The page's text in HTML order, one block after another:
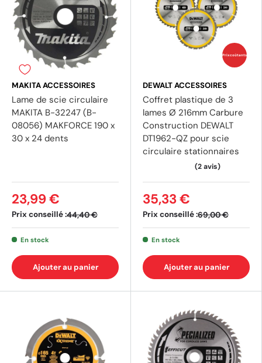
MAKITA ACCESSOIRES
Lame de scie circulaire
MAKITA B-32247 (B-
08056) MAKFORCE 190 x
30 x 24 dents
Prix conseillé :44,40 €
23,99 €
En stock
Ajouter au panier
Prix coûtants
DEWALT ACCESSOIRES
Coffret plastique de 3
lames Ø 216mm Carbure
Construction DEWALT
DT1962-QZ pour scie
circulaire stationnaires
Prix conseillé :69,00 €
35,33 €
En stock
Ajouter au panier